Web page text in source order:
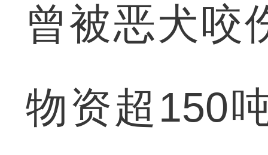
曾被恶犬咬
物资超150